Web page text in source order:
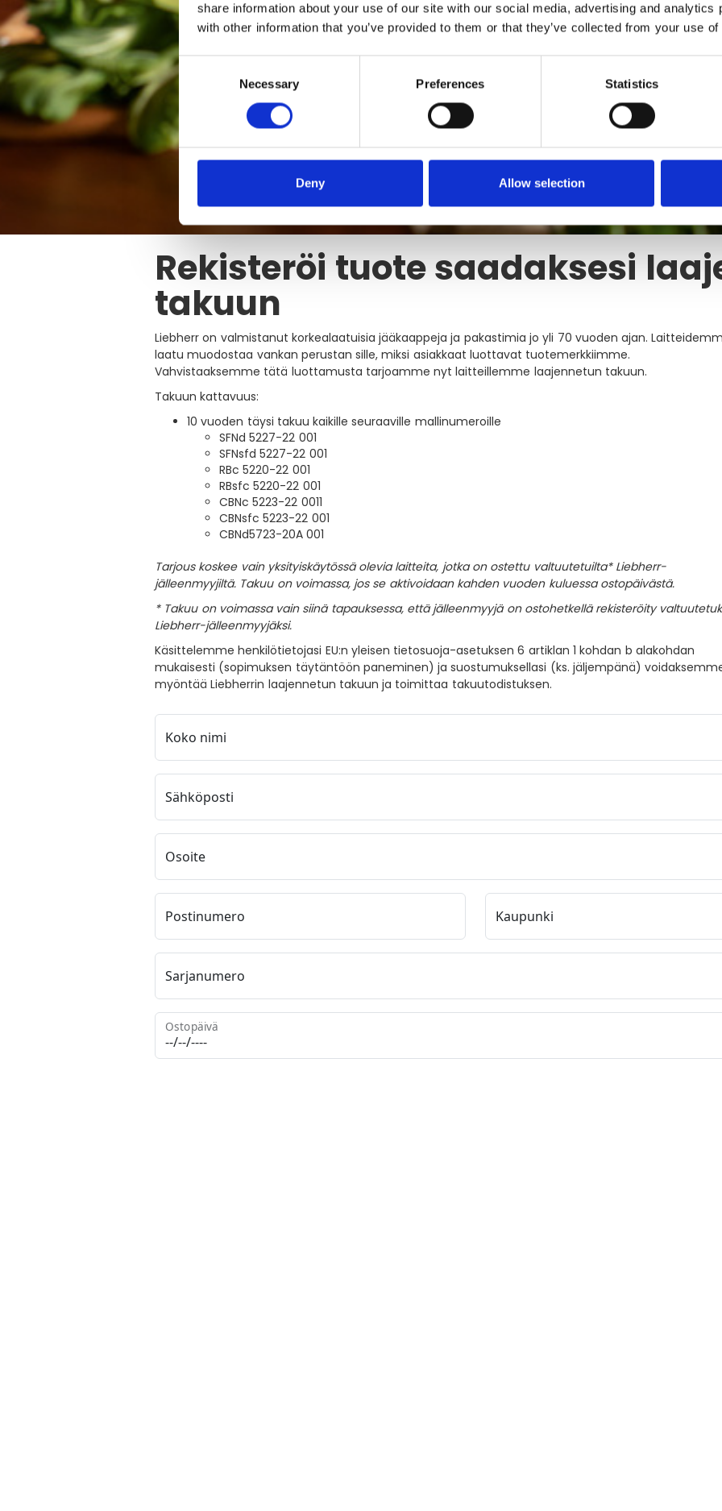
share information about your use of our site with our social media, advertising and analytics
with other information that you’ve provided to them or that they’ve collected from your use
Consent
Necessary Preferences Statistics
Deny Allow selection
Rekisteröi tuote saadaksesi
takuun
Liebherr on valmistanut korkealaatuisia jääkaappeja ja pakastimia jo yli 70 vuoden ajan.
laatu muodostaa vankan perustan sille, miksi asiakkaat luottavat tuotemerkkiimme.
Vahvistaaksemme tätä luottamusta tarjoamme nyt laitteillemme laajennetun takuun.
Takuun kattavuus:
10 vuoden täysi takuu kaikille seuraaville mallinumeroille
SFNd 5227-22 001
SFNsfd 5227-22 001
RBc 5220-22 001
RBsfc 5220-22 001
CBNc 5223-22 0011
CBNsfc 5223-22 001
CBNd5723-20A 001
Tarjous koskee vain yksityiskäytössä olevia laitteita, jotka on ostettu valtuutetuilta* Liebherr-
jälleenmyyjiltä. Takuu on voimassa, jos se aktivoidaan kahden vuoden kuluessa ostopäivästä.
* Takuu on voimassa vain siinä tapauksessa, että jälleenmyyjä on ostohetkellä rekisteröity
Liebherr-jälleenmyyjäksi.
Käsittelemme henkilötietojasi EU:n yleisen tietosuoja-asetuksen 6 artiklan 1 kohdan b alakohdan
mukaisesti (sopimuksen täytäntöön paneminen) ja suostumuksellasi (ks. jäljempänä)
myöntää Liebherrin laajennetun takuun ja toimittaa takuutodistuksen.